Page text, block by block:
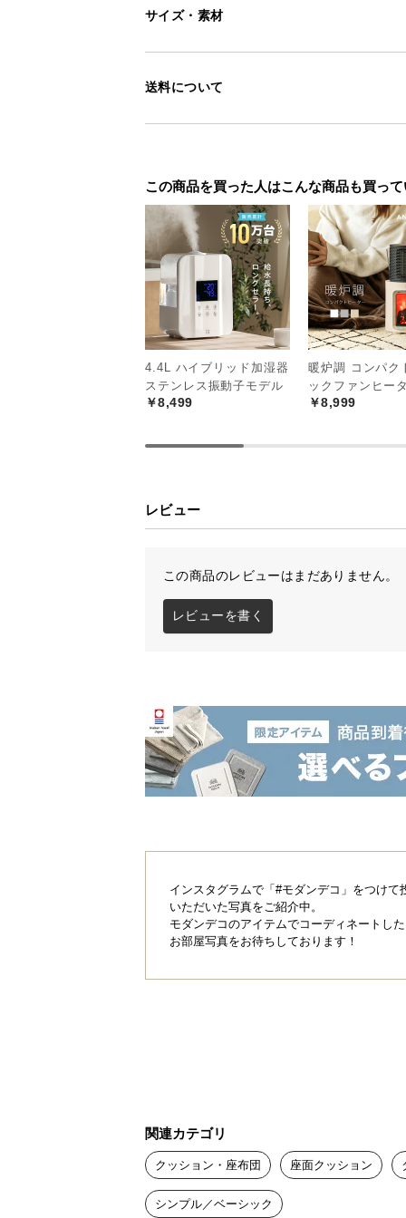
サイズ・素材
送料について
この商品を買った人はこんな商品も買っ
4.4L ハイブリッド加湿器
ステンレス振動子モデル
￥8,499
暖炉調 コンパク
ックファンヒー
￥8,999
レビュー
この商品のレビューはまだありません。
レビューを書く
インスタグラムで「#モダンデコ」をつけて
いただいた写真をご紹介中。
モダンデコのアイテムでコーディネートし
お部屋写真をお待ちしております！
関連カテゴリ
クッション・座布団 座面クッション
シンプル／ベーシック